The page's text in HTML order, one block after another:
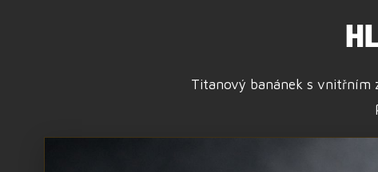
Titanový banánek s vnitřním